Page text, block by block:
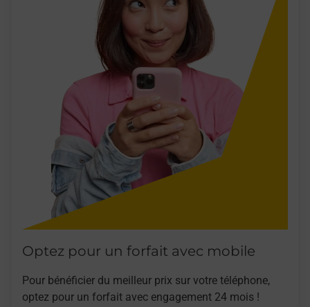
Optez pour un forfait avec mobile
Pour bénéficier du meilleur prix sur votre téléphone,
optez pour un forfait avec engagement 24 mois !